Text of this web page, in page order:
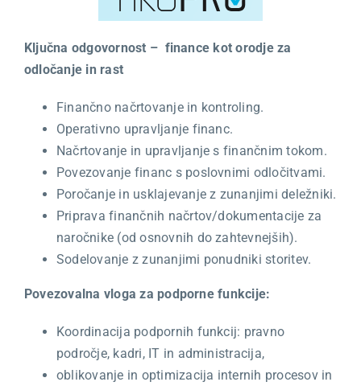
Ključna odgovornost – finance kot orodje za
odločanje in rast
Finančno načrtovanje in kontroling.
Operativno upravljanje financ.
Načrtovanje in upravljanje s finančnim tokom.
Povezovanje financ s poslovnimi odločitvami.
Poročanje in usklajevanje z zunanjimi deležniki.
Priprava finančnih načrtov/dokumentacije za
naročnike (od osnovnih do zahtevnejših).
Sodelovanje z zunanjimi ponudniki storitev.
Povezovalna vloga za podporne funkcije:
Koordinacija podpornih funkcij: pravno
področje, kadri, IT in administracija,
oblikovanje in optimizacija internih procesov in